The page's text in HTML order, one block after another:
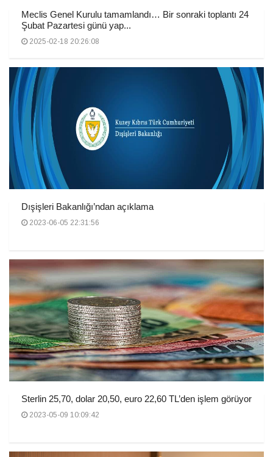
Meclis Genel Kurulu tamamlandı… Bir sonraki toplantı 24
Şubat Pazartesi günü yap...
2025-02-18 20:26:08
Dışişleri Bakanlığı’ndan açıklama
2023-06-05 22:31:56
Sterlin 25,70, dolar 20,50, euro 22,60 TL’den işlem görüyor
2023-05-09 10:09:42